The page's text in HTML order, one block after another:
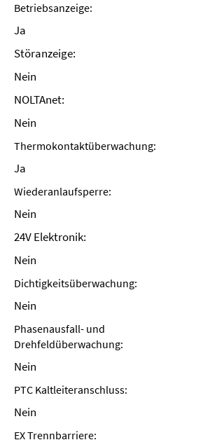
Betriebsanzeige:
Ja
Störanzeige:
Nein
NOLTAnet:
Nein
Thermokontaktüberwachung:
Ja
Wiederanlaufsperre:
Nein
24V Elektronik:
Nein
Dichtigkeitsüberwachung:
Nein
Phasenausfall- und
Drehfeldüberwachung:
Nein
PTC Kaltleiteranschluss:
Nein
EX Trennbarriere: